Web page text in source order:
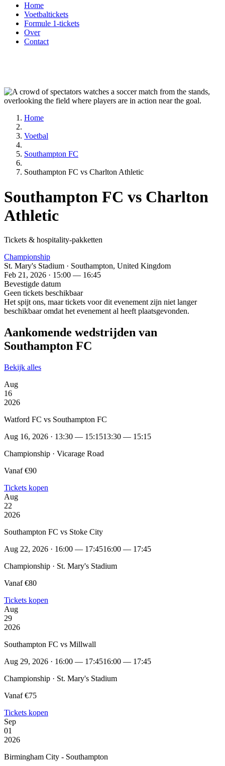
Home
Voetbaltickets
Formule 1-tickets
Over
Contact
Home
Voetbal
Southampton FC
Southampton FC vs Charlton Athletic
Southampton FC vs Charlton
Athletic
Tickets & hospitality-pakketten
Championship
St. Mary's Stadium · Southampton, United Kingdom
Feb 21, 2026 · 15:00 — 16:45
Bevestigde datum
Geen tickets beschikbaar
Het spijt ons, maar tickets voor dit evenement zijn niet langer
beschikbaar omdat het evenement al heeft plaatsgevonden.
Aankomende wedstrijden van
Southampton FC
Bekijk alles
Aug
16
2026
Watford FC vs Southampton FC
Aug 16, 2026 · 13:30 — 15:1513:30 — 15:15
Championship · Vicarage Road
Vanaf €90
Tickets kopen
Aug
22
2026
Southampton FC vs Stoke City
Aug 22, 2026 · 16:00 — 17:4516:00 — 17:45
Championship · St. Mary's Stadium
Vanaf €80
Tickets kopen
Aug
29
2026
Southampton FC vs Millwall
Aug 29, 2026 · 16:00 — 17:4516:00 — 17:45
Championship · St. Mary's Stadium
Vanaf €75
Tickets kopen
Sep
01
2026
Birmingham City - Southampton